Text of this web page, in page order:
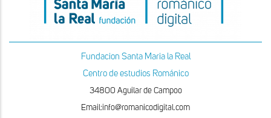
Fundacion Santa Maria la Real
Centro de estudios Románico
34800 Aguilar de Campoo
Email:info@romanicodigital.com